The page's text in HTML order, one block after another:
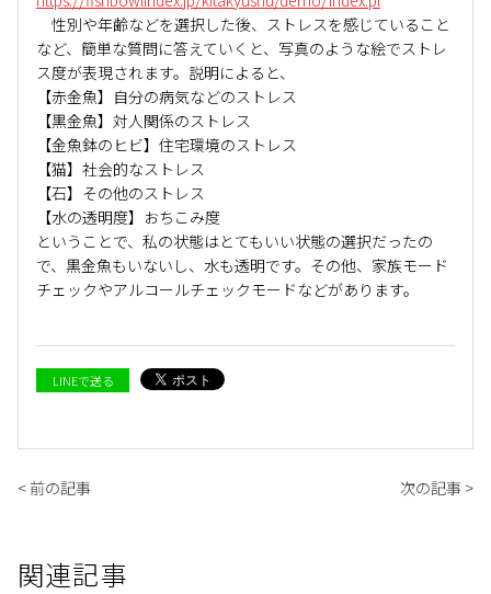
性別や年齢などを選択した後、ストレスを感じていること
など、簡単な質問に答えていくと、写真のような絵でストレ
ス度が表現されます。説明によると、
【赤金魚】自分の病気などのストレス
【黒金魚】対人関係のストレス
【金魚鉢のヒビ】住宅環境のストレス
【猫】社会的なストレス
【石】その他のストレス
【水の透明度】おちこみ度
ということで、私の状態はとてもいい状態の選択だったの
で、黒金魚もいないし、水も透明です。その他、家族モード
チェックやアルコールチェックモードなどがあります。
LINEで送る
< 前の記事 次の記事 >
関連記事